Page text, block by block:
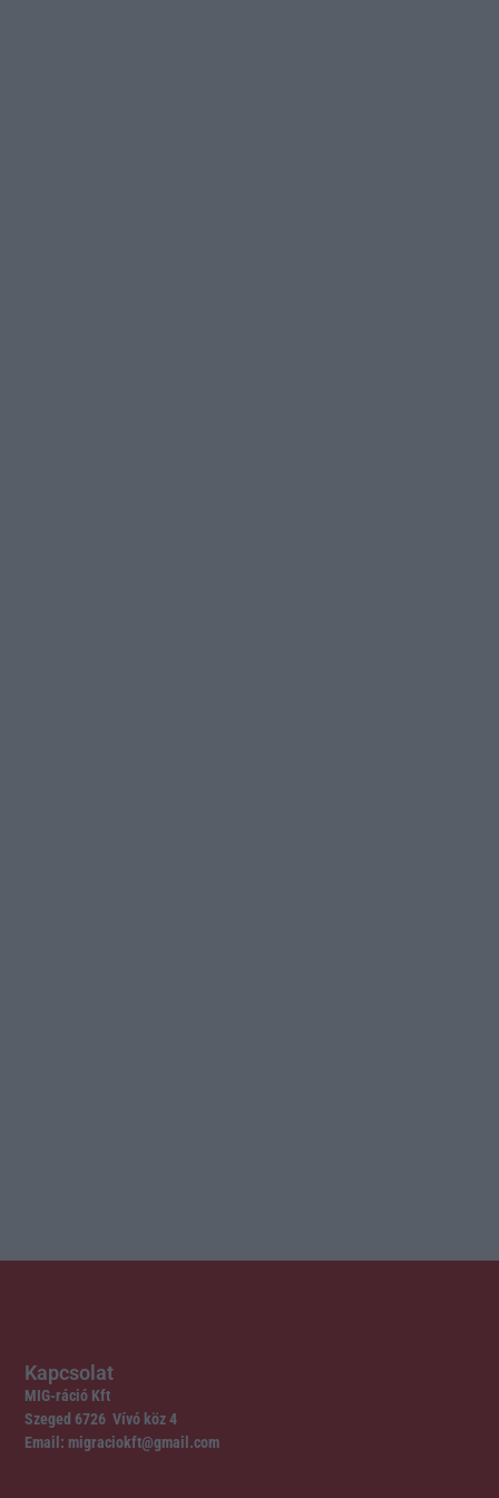
Kapcsolat
MIG-ráció Kft
Szeged 6726 Vívó köz 4
Email: migraciokft@gmail.com